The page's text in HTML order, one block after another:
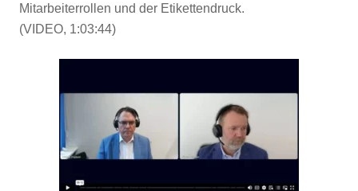
Mitarbeiterrollen und der Etikettendruck.
(VIDEO, 1:03:44)